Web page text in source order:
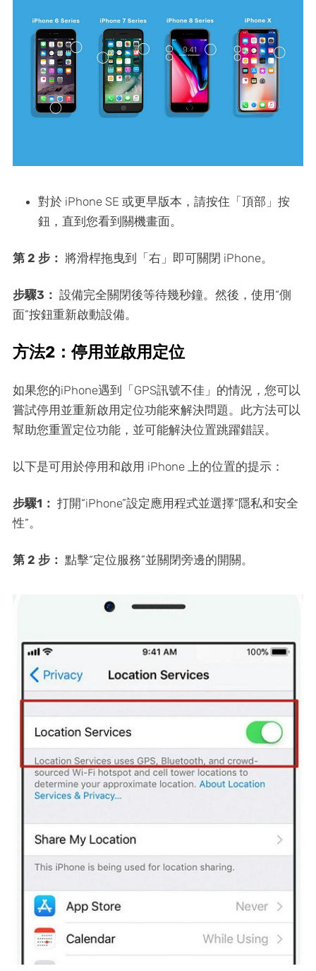
對於 iPhone SE 或更早版本，請按住「頂部」按
鈕，直到您看到關機畫面。
第 2 步： 將滑桿拖曳到「右」即可關閉 iPhone。
步驟3： 設備完全關閉後等待幾秒鐘。然後，使用“側
面”按鈕重新啟動設備。
方法2：停用並啟用定位
如果您的iPhone遇到「GPS訊號不佳」的情況，您可以
嘗試停用並重新啟用定位功能來解決問題。此方法可以
幫助您重置定位功能，並可能解決位置跳躍錯誤。
以下是可用於停用和啟用 iPhone 上的位置的提示：
步驟1： 打開“iPhone”設定應用程式並選擇“隱私和安全
性”。
第 2 步： 點擊“定位服務”並關閉旁邊的開關。